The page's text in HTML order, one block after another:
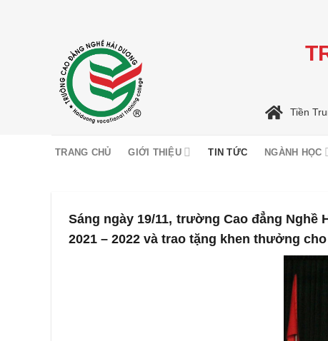
Tiền
TRANG CHỦ GIỚI THIỆU TIN TỨC NGÀNH HỌC
Sáng ngày 19/11, trường Cao đẳng Nghề
2021 – 2022 và trao tặng khen thưởng